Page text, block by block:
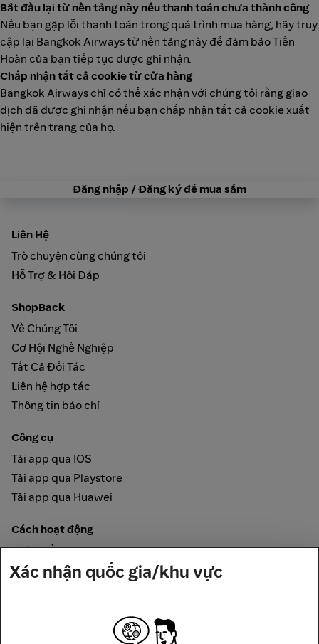
Bắt đầu lại từ nền tảng này nếu thanh toán chưa thành công
Nếu bạn gặp lỗi thanh toán trong quá trình mua hàng, hãy truy
cập lại Bangkok Airways từ nền tảng này để đảm bảo Tiền
Hoàn của bạn tiếp tục được ghi nhận.
Chấp nhận tất cả cookie từ cửa hàng
Bangkok Airways chỉ có thể xác nhận với chúng tôi rằng giao
dịch đã được ghi nhận nếu bạn chấp nhận tất cả cookie xuất
hiện trên trang của họ.
Đăng nhập / Đăng ký để mua sắm
Liên Hệ
Trò chuyện cùng chúng tôi
Hỗ Trợ & Hỏi Đáp
ShopBack
Về Chúng Tôi
Cơ Hội Nghề Nghiệp
Tất Cả Đối Tác
Liên hệ hợp tác
Thông tin báo chí
Công cụ
Tải app qua IOS
Tải app qua Playstore
Tải app qua Huawei
Cách hoạt động
Hoàn Tiền Online
Được đảm bảo bởi
Xác nhận quốc gia/khu vực